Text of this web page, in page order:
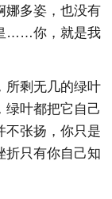
娜多姿，也没有
……你，就是我
所剩无几的绿叶
绿叶都把它自己
不张扬，你只是
折只有你自己知